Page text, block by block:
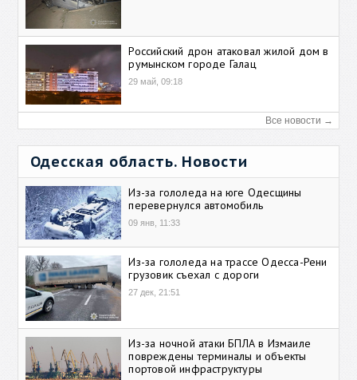
Российский дрон атаковал жилой дом в
румынском городе Галац
29 май, 09:18
Все новости →
Одесская область. Новости
Из-за гололеда на юге Одесщины
перевернулся автомобиль
09 янв, 11:33
Из-за гололеда на трассе Одесса-Рени
грузовик съехал с дороги
27 дек, 21:51
Из-за ночной атаки БПЛА в Измаиле
повреждены терминалы и объекты
портовой инфраструктуры